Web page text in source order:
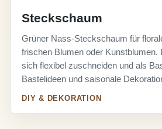
Steckschaum
Grüner Nass-Steckschaum für
frischen Blumen oder Kunstblumen.
sich flexibel zuschneiden und als
Bastelideen und saisonale
DIY & DEKORATION